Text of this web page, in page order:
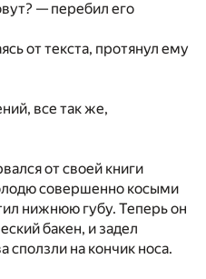
— перебил его
от текста, протянул ему
все так же,
от своей книги
совершенно косыми
нижнюю губу. Теперь он
бакен, и задел
сползли на кончик носа.